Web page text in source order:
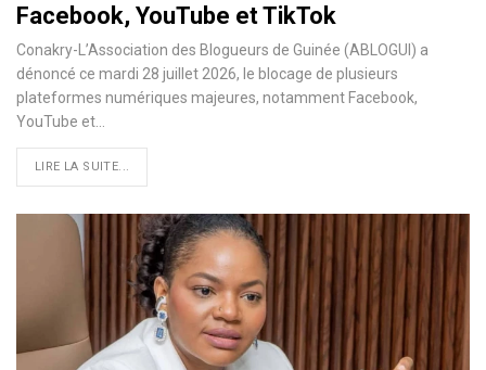
Facebook, YouTube et TikTok
Conakry-L’Association des Blogueurs de Guinée (ABLOGUI) a
dénoncé ce mardi 28 juillet 2026, le blocage de plusieurs
plateformes numériques majeures, notamment Facebook,
YouTube et…
LIRE LA SUITE...